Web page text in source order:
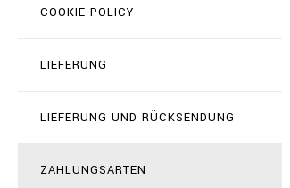
COOKIE POLICY
LIEFERUNG
LIEFERUNG UND RÜCKSENDUNG
ZAHLUNGSARTEN